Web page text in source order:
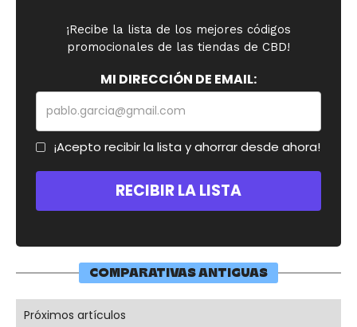
¡Recibe la lista de los mejores códigos
promocionales de las tiendas de CBD!
MI DIRECCIÓN DE EMAIL:
¡Acepto recibir la lista y ahorrar desde ahora!
COMPARATIVAS ANTIGUAS
Próximos artículos